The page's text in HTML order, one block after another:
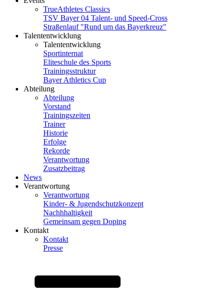
TrueAthletes Classics
TSV Bayer 04 Talent- und Speed-Cross
Straßenlauf "Rund um das Bayerkreuz"
Talententwicklung
Talententwicklung
Sportinternat
Eliteschule des Sports
Trainingsstruktur
Bayer Athletics Cup
Abteilung
Abteilung
Vorstand
Trainingszeiten
Trainer
Historie
Erfolge
Rekorde
Verantwortung
Zusatzbeitrag
News
Verantwortung
Verantwortung
Kinder- & Jugendschutzkonzept
Nachhhaltigkeit
Gemeinsam gegen Doping
Kontakt
Kontakt
Presse